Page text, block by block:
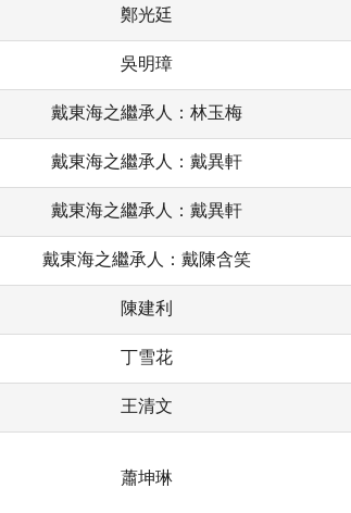
鄭光廷
吳明璋
戴東海之繼承人：林玉梅
戴東海之繼承人：戴異軒
戴東海之繼承人：戴異軒
戴東海之繼承人：戴陳含笑
陳建利
丁雪花
王清文
蕭坤琳